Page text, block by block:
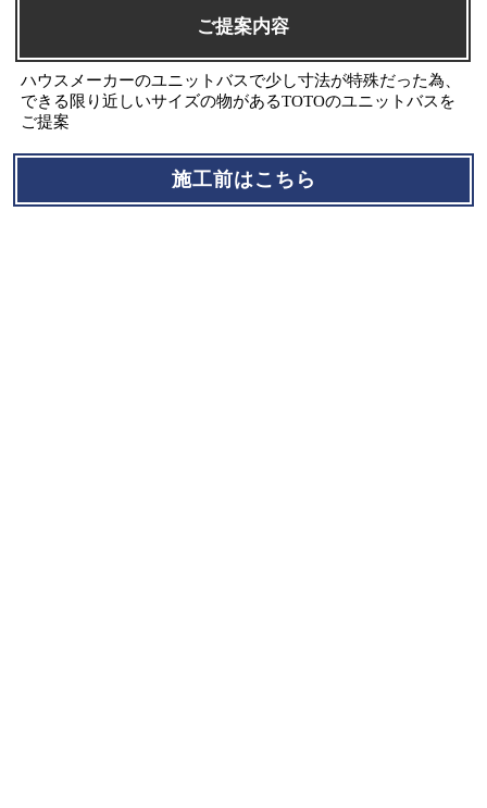
ご提案内容
ハウスメーカーのユニットバスで少し寸法が特殊だった為、
できる限り近しいサイズの物があるTOTOのユニットバスを
ご提案
施工前はこちら